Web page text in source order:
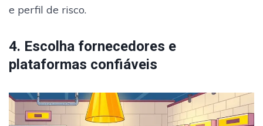
e perfil de risco.
4. Escolha fornecedores e
plataformas confiáveis